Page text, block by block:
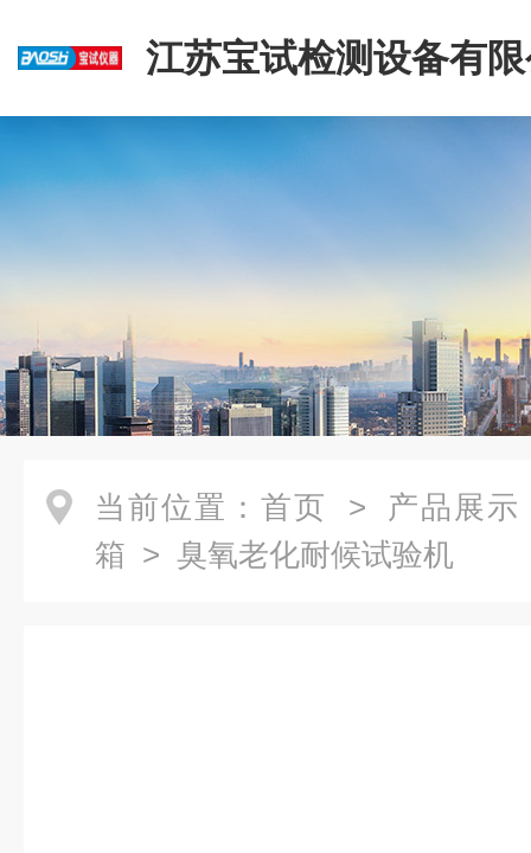
江苏宝试检测设备有
当前位置： 首页 > 产品展示
箱 > 臭氧老化耐候试验机